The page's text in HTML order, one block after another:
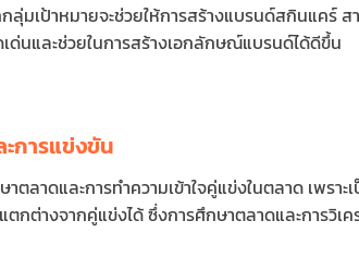
มเป้าหมายจะช่วยให้การสร้างแบรนด์สกินแค
นและช่วยในการสร้างเอกลักษณ์แบรนด์ได้ดีขึ้น
การแข่งขัน
ดและการทำความเข้าใจคู่แข่งในตลาด เพราะ
ต่างจากคู่แข่งได้ ซึ่งการศึกษาตลาดและการวิเค